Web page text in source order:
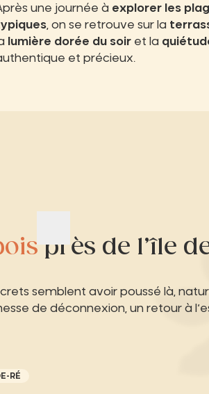
une journée à explorer les
, on se retrouve sur la
lumière dorée du soir et la
et précieux.
près de l’île
semblent avoir poussé là,
de déconnexion, un retour à
RÉ